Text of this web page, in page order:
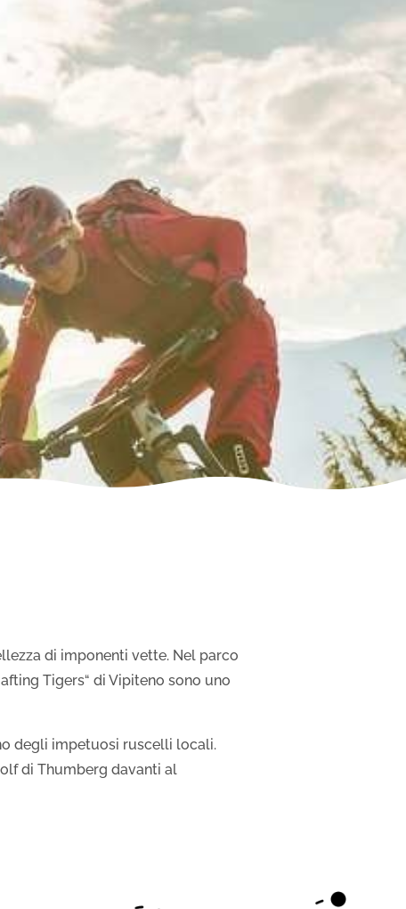
di imponenti vette. Nel parco
Tigers“ di Vipiteno sono uno
degli impetuosi ruscelli locali.
di Thumberg davanti al